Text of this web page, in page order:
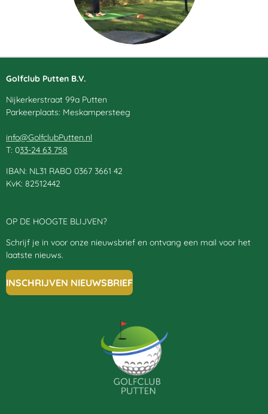
Golfclub Putten B.V.
Nijkerkerstraat 99a Putten
Parkeerplaats: Meskampersteeg
info@GolfclubPutten.nl
T: 033-24 63 758
IBAN: NL31 RABO 0367 3661 42
KvK: 82512442
OP DE HOOGTE BLIJVEN?
Schrijf je in voor onze nieuwsbrief en ontvang een mail voor het
laatste nieuws.
INSCHRIJVEN NIEUWSBRIEF